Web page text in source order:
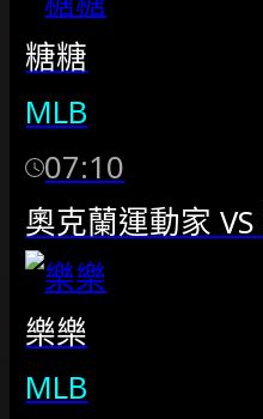
糖糖
MLB
07:10
奧克蘭運動家 VS
樂樂
MLB